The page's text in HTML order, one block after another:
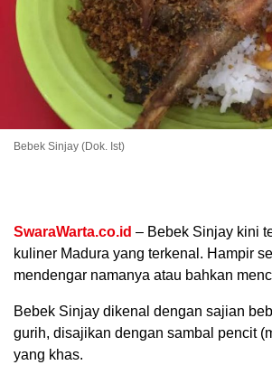
Bebek Sinjay (Dok. Ist)
SwaraWarta.co.id – Bebek Sinjay kini
kuliner Madura yang terkenal. Hampir
mendengar namanya atau bahkan
Bebek Sinjay dikenal dengan sajian
gurih, disajikan dengan sambal pencit
yang khas.